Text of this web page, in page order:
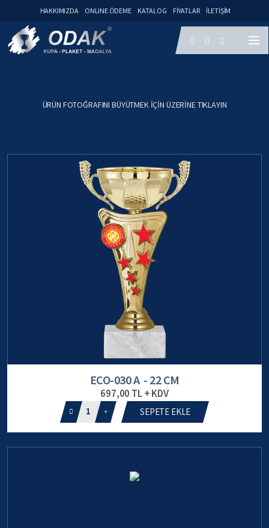
HAKKIMIZDA ONLINE ÖDEME KATALOG FIYATLAR İLETIŞIM
ÜRÜN FOTOĞRAFINI BÜYÜTMEK IÇIN ÜZERINE TIKLAYIN
ECO-030 A - 22 CM
697,00 TL + KDV
1 SEPETE EKLE